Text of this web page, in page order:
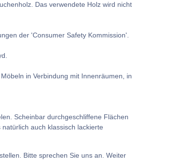
Das verwendete Holz wird nicht
der 'Consumer Safety Kommission'.
in Verbindung mit Innenräumen, in
Scheinbar durchgeschliffene Flächen
auch klassisch lackierte
Bitte sprechen Sie uns an. Weiter